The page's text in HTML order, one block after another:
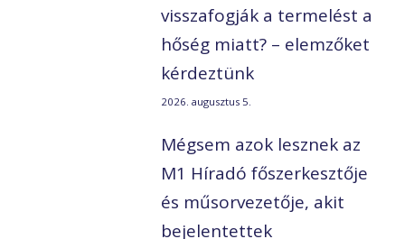
visszafogják a termelést a
hőség miatt? – elemzőket
kérdeztünk
2026. augusztus 5.
Mégsem azok lesznek az
M1 Híradó főszerkesztője
és műsorvezetője, akit
bejelentettek